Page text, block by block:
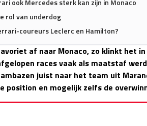
rol van underdog
coureurs Leclerc en Hamilton?
af naar Monaco, zo klinkt het
races vaak als maatstaf
juist naar het team uit
position en mogelijk zelfs de